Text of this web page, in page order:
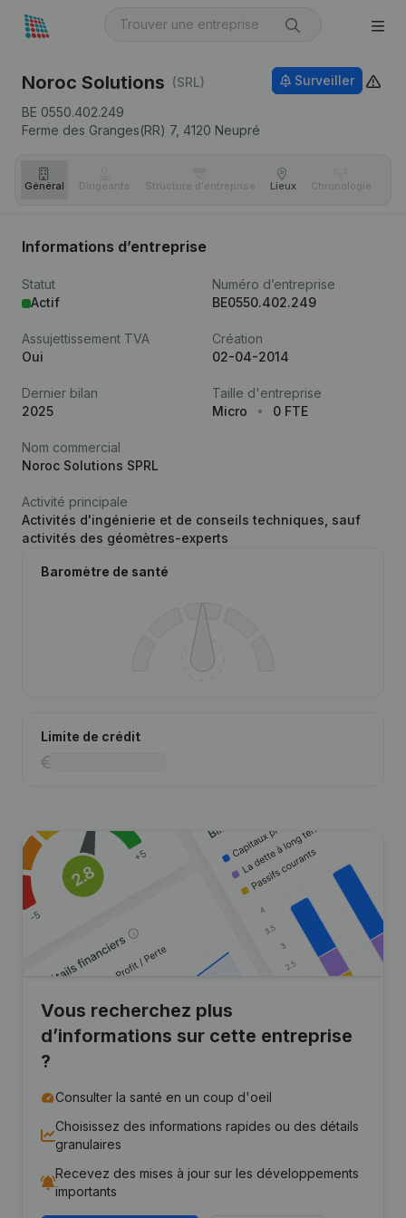
Noroc Solutions (SRL)
BE 0550.402.249
Ferme des Granges(RR) 7, 4120 Neupré
Surveiller
Général Dirigeants Structure d'entreprise Lieux Chronologie
Informations d’entreprise
Statut
Actif
Numéro d’entreprise
BE0550.402.249
Assujettissement TVA
Oui
Création
02-04-2014
Dernier bilan
2025
Taille d'entreprise
Micro
0 FTE
Nom commercial
Noroc Solutions SPRL
Activité principale
Activités d'ingénierie et de conseils techniques, sauf
activités des géomètres-experts
Baromètre de santé
Limite de crédit
Vous recherchez plus
d’informations sur cette entreprise
?
Consulter la santé en un coup d'oeil
Choisissez des informations rapides ou des détails
granulaires
Recevez des mises à jour sur les développements
importants